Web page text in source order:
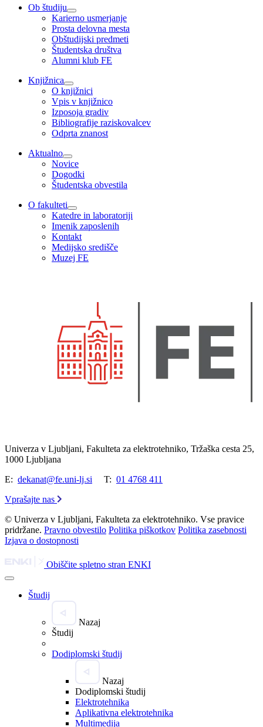
Ob študiju
Karierno usmerjanje
Prosta delovna mesta
Obštudijski predmeti
Študentska društva
Alumni klub FE
Knjižnica
O knjižnici
Vpis v knjižnico
Izposoja gradiv
Bibliografije raziskovalcev
Odprta znanost
Aktualno
Novice
Dogodki
Študentska obvestila
O fakulteti
Katedre in laboratoriji
Imenik zaposlenih
Kontakt
Medijsko središče
Muzej FE
Univerza v Ljubljani, Fakulteta za elektrotehniko, Tržaška cesta 25,
1000 Ljubljana
E: dekanat@fe.uni-lj.si T: 01 4768 411
Vprašajte nas
© Univerza v Ljubljani, Fakulteta za elektrotehniko. Vse pravice
pridržane. Pravno obvestilo Politika piškotkov Politika zasebnosti
Izjava o dostopnosti
Obiščite spletno stran ENKI
Študij
Nazaj
Študij
Dodiplomski študij
Nazaj
Dodiplomski študij
Elektrotehnika
Aplikativna elektrotehnika
Multimedija